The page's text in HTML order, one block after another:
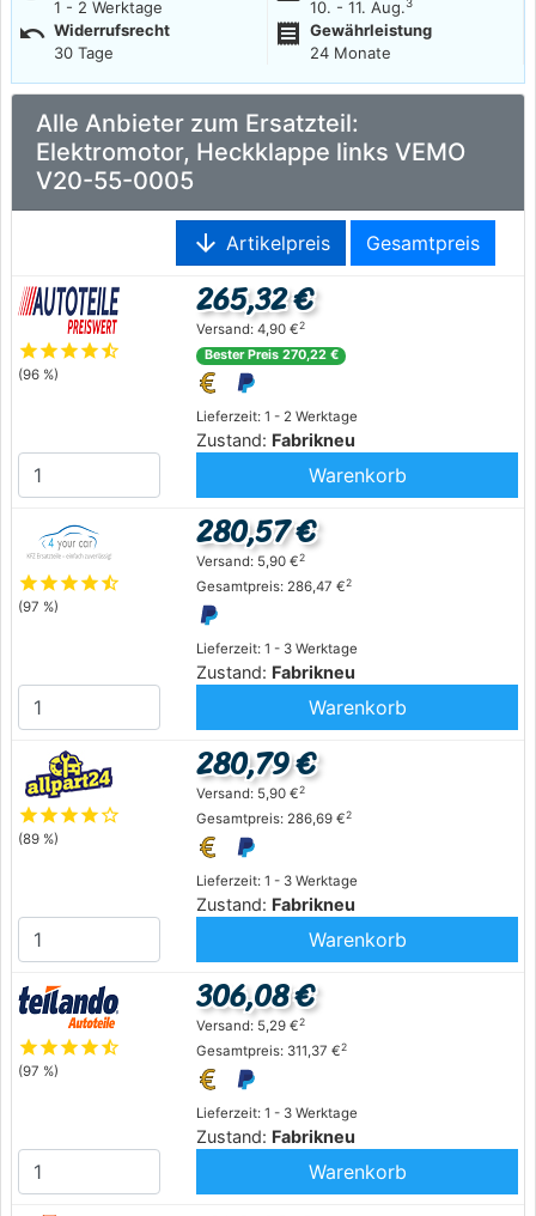
1 - 2 Werktage
10. - 11. Aug.3
undo Widerrufsrecht
30 Tage
receipt
Gewährleistung
24 Monate
Alle Anbieter zum Ersatzteil:
Elektromotor, Heckklappe links VEMO
V20-55-0005
arrow_downward Artikelpreis Gesamtpreis
starstarstarstarstar_half
(96 %)
Lieferzeit: 1 - 2 Werktage
Zustand: Fabrikneu
265,32 €
Versand: 4,90 €2
Bester Preis 270,22 €
Warenkorb
starstarstarstarstar_half
(97 %)
Lieferzeit: 1 - 3 Werktage
Zustand: Fabrikneu
280,57 €
Versand: 5,90 €2
Gesamtpreis: 286,47 €2
Warenkorb
starstarstarstarstar_outline
(89 %)
Lieferzeit: 1 - 3 Werktage
Zustand: Fabrikneu
280,79 €
Versand: 5,90 €2
Gesamtpreis: 286,69 €2
Warenkorb
starstarstarstarstar_half
(97 %)
Lieferzeit: 1 - 3 Werktage
Zustand: Fabrikneu
306,08 €
Versand: 5,29 €2
Gesamtpreis: 311,37 €2
Warenkorb